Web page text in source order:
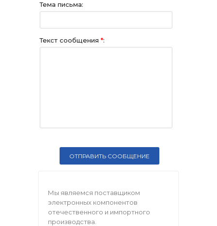
Тема письма:
Текст сообщения *:
Мы являемся поставщиком
электронных компонентов
отечественного и импортного
производства.